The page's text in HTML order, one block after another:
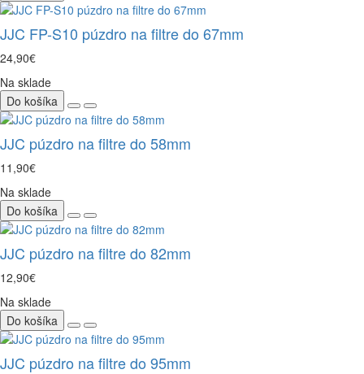
JJC FP-S10 púzdro na filtre do 67mm
24,90€
Na sklade
Do košíka
JJC púzdro na filtre do 58mm
11,90€
Na sklade
Do košíka
JJC púzdro na filtre do 82mm
12,90€
Na sklade
Do košíka
JJC púzdro na filtre do 95mm